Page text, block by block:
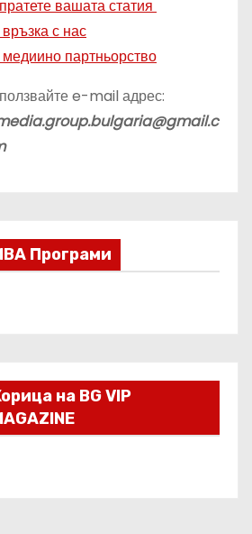
вашата статия
с нас
партньорство
e-mail адрес:
Програми
на BG VIP